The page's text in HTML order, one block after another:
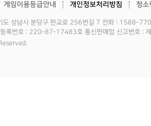
게임이용등급안내 개인정보처리방침 청소
기도 성남시 분당구 판교로 256번길 7 전화 :
록번호 : 220-87-17483호 통신판매업 신고번호 :